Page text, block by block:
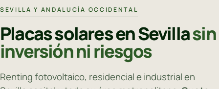
SEVILLA Y ANDALUCÍA OCCIDENTAL
Placas solares en Sevillasin
inversión ni riesgos
Renting fotovoltaico, residencial e industrial en